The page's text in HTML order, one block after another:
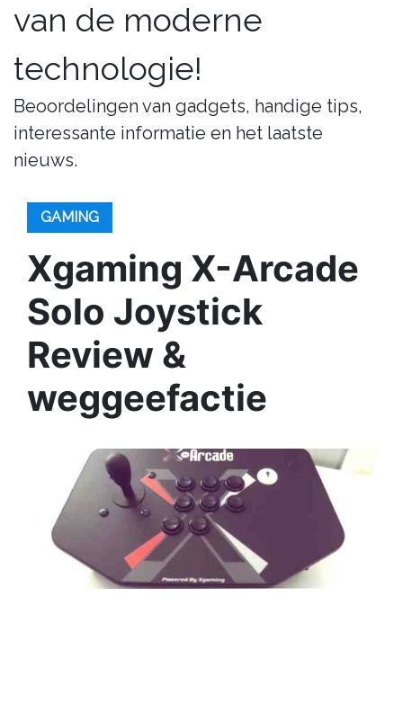
van de moderne
technologie!
Beoordelingen van gadgets, handige tips,
interessante informatie en het laatste
nieuws.
GAMING
Xgaming X-Arcade
Solo Joystick
Review &
weggeefactie